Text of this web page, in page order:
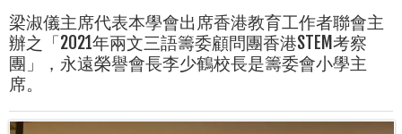
梁淑儀主席代表本學會出席香港教育工作者聯會主
辦之「2021年兩文三語籌委顧問團香港STEM考察
團」，永遠榮譽會長李少鶴校長是籌委會小學主
席。